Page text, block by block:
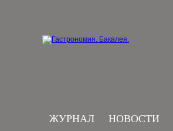
ЖУРНАЛ НОВОСТИ